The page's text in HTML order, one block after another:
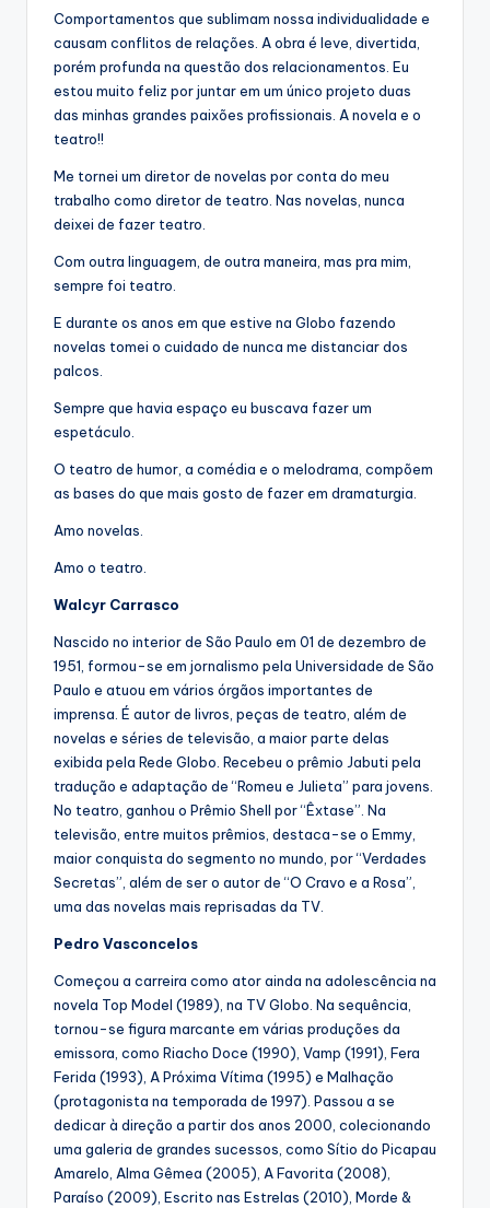
Comportamentos que sublimam nossa individualidade e
causam conflitos de relações. A obra é leve, divertida,
porém profunda na questão dos relacionamentos. Eu
estou muito feliz por juntar em um único projeto duas
das minhas grandes paixões profissionais. A novela e o
teatro!!
Me tornei um diretor de novelas por conta do meu
trabalho como diretor de teatro. Nas novelas, nunca
deixei de fazer teatro.
Com outra linguagem, de outra maneira, mas pra mim,
sempre foi teatro.
E durante os anos em que estive na Globo fazendo
novelas tomei o cuidado de nunca me distanciar dos
palcos.
Sempre que havia espaço eu buscava fazer um
espetáculo.
O teatro de humor, a comédia e o melodrama, compõem
as bases do que mais gosto de fazer em dramaturgia.
Amo novelas.
Amo o teatro.
Walcyr Carrasco
Nascido no interior de São Paulo em 01 de dezembro de
1951, formou-se em jornalismo pela Universidade de São
Paulo e atuou em vários órgãos importantes de
imprensa. É autor de livros, peças de teatro, além de
novelas e séries de televisão, a maior parte delas
exibida pela Rede Globo. Recebeu o prêmio Jabuti pela
tradução e adaptação de “Romeu e Julieta” para jovens.
No teatro, ganhou o Prêmio Shell por “Êxtase”. Na
televisão, entre muitos prêmios, destaca-se o Emmy,
maior conquista do segmento no mundo, por “Verdades
Secretas”, além de ser o autor de “O Cravo e a Rosa”,
uma das novelas mais reprisadas da TV.
Pedro Vasconcelos
Começou a carreira como ator ainda na adolescência na
novela Top Model (1989), na TV Globo. Na sequência,
tornou-se figura marcante em várias produções da
emissora, como Riacho Doce (1990), Vamp (1991), Fera
Ferida (1993), A Próxima Vítima (1995) e Malhação
(protagonista na temporada de 1997). Passou a se
dedicar à direção a partir dos anos 2000, colecionando
uma galeria de grandes sucessos, como Sítio do Picapau
Amarelo, Alma Gêmea (2005), A Favorita (2008),
Paraíso (2009), Escrito nas Estrelas (2010), Morde &